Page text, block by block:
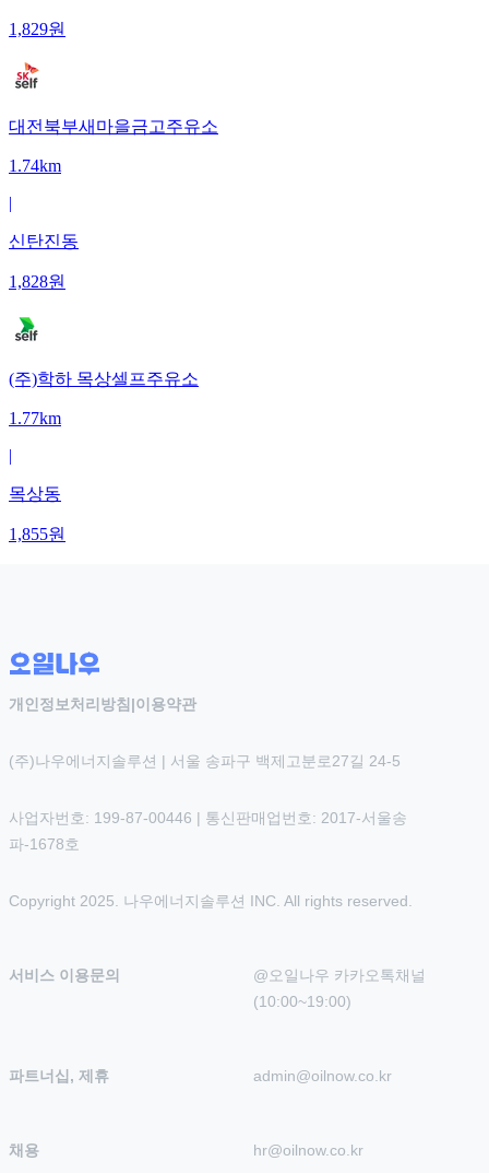
1,829원
대전북부새마을금고주유소
1.74km
|
신탄진동
1,828원
(주)학하 목상셀프주유소
1.77km
|
목상동
1,855원
개인정보처리방침 |이용약관
(주)나우에너지솔루션 | 서울 송파구 백제고분로27길 24-5
사업자번호: 199-87-00446 | 통신판매업번호: 2017-서울송
파-1678호
Copyright 2025. 나우에너지솔루션 INC. All rights reserved.
서비스 이용문의
@오일나우 카카오톡채널
(10:00~19:00)
파트너십, 제휴 admin@oilnow.co.kr
채용 hr@oilnow.co.kr